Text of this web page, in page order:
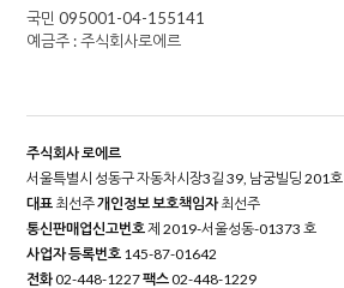
국민 095001-04-155141
예금주 : 주식회사로에르
주식회사 로에르
서울특별시 성동구 자동차시장3길 39, 남궁빌딩 201호
대표 최선주개인정보 보호책임자최선주
통신판매업신고번호제 2019-서울성동-01373 호
사업자 등록번호 145-87-01642
전화02-448-1227팩스02-448-1229